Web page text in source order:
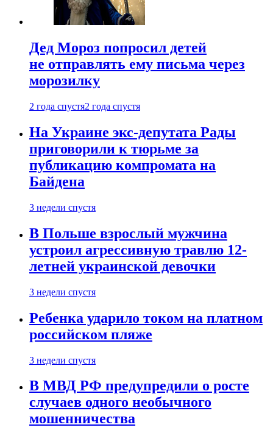
Дед Мороз попросил детей
не отправлять ему письма через
морозилку
2 года спустя2 года спустя
На Украине экс-депутата Рады
приговорили к тюрьме за
публикацию компромата на
Байдена
3 недели спустя
В Польше взрослый мужчина
устроил агрессивную травлю 12-
летней украинской девочки
3 недели спустя
Ребенка ударило током на платном
российском пляже
3 недели спустя
В МВД РФ предупредили о росте
случаев одного необычного
мошенничества